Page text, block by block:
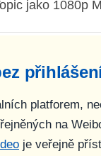
jako 1080p
platforem,
na
je veřejně